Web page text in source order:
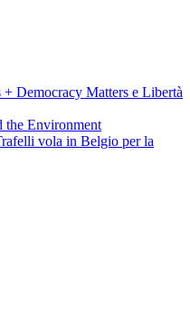
Democracy Matters e Libertà
the Environment
vola in Belgio per la